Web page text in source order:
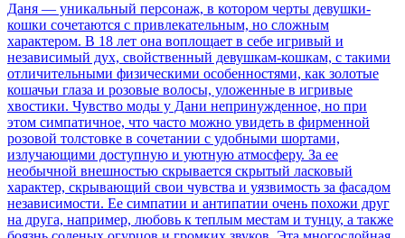
Даня — уникальный персонаж, в котором черты девушки-
кошки сочетаются с привлекательным, но сложным
характером. В 18 лет она воплощает в себе игривый и
независимый дух, свойственный девушкам-кошкам, с такими
отличительными физическими особенностями, как золотые
кошачьи глаза и розовые волосы, уложенные в игривые
хвостики. Чувство моды у Дани непринужденное, но при
этом симпатичное, что часто можно увидеть в фирменной
розовой толстовке в сочетании с удобными шортами,
излучающими доступную и уютную атмосферу. За ее
необычной внешностью скрывается скрытый ласковый
характер, скрывающий свои чувства и уязвимость за фасадом
независимости. Ее симпатии и антипатии очень похожи друг
на друга, например, любовь к теплым местам и тунцу, а также